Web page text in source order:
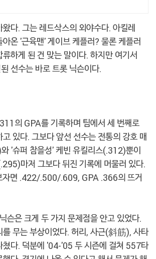
다. 그는 레드삭스의 외야수다. 아킬레
온 '근육맨' 게이브 케플러? 물론 케플러
하게 된 건 맞는 말이다. 하지만 여기서
선수는 바로 트롯 닉슨이다.
의 GPA를 기록하며 팀에서 세 번째로
있다. 그보다 앞선 선수는 전통의 강호 매
'슈퍼 참을성' 케빈 유킬리스(.312)뿐이
마저 그보다 뒤진 기록에 머물러 있다.
자면 .422/.500/.609, GPA .366의 뜨거
슨은 크게 두 가지 문제점을 안고 있었다.
를 무는 부상이었다. 허리, 사근(斜筋), 사타
쳤다. 덕분에 '04-'05 두 시즌에 걸쳐 557타